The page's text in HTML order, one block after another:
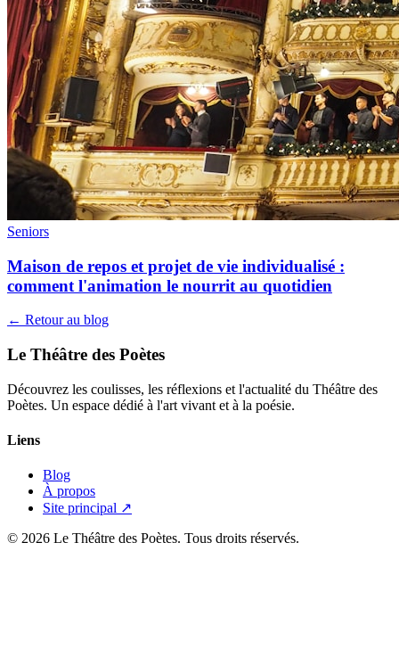
Seniors
Maison de repos et projet de vie individualisé :
comment l'animation le nourrit au quotidien
← Retour au blog
Le Théâtre des Poètes
Découvrez les coulisses, les réflexions et l'actualité du Théâtre des
Poètes. Un espace dédié à l'art vivant et à la poésie.
Liens
Blog
À propos
Site principal ↗
© 2026 Le Théâtre des Poètes. Tous droits réservés.